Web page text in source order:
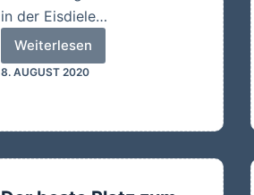
in der Eisdiele…
Weiterlesen
Wir
hatten
8. AUGUST 2020